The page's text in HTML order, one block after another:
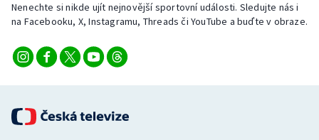
Nenechte si nikde ujít nejnovější sportovní události. Sledujte nás i
na Facebooku, X, Instagramu, Threads či YouTube a buďte v obraze.